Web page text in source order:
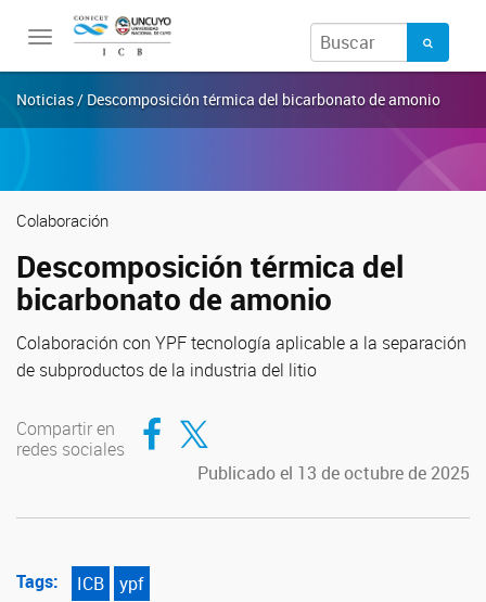
Toggle
navigation
Noticias / Descomposición térmica del bicarbonato de amonio
Colaboración
Descomposición térmica del
bicarbonato de amonio
Colaboración con YPF tecnología aplicable a la separación
de subproductos de la industria del litio
Compartir en
redes sociales
Compartir en Facebook
Compartir en Twitter
Publicado el 13 de octubre de 2025
Tags: ICB ypf